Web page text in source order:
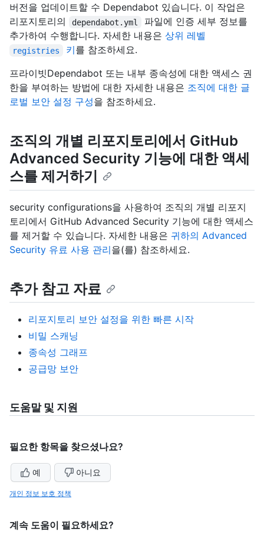
버전을 업데이트할 수 Dependabot 있습니다. 이 작업은
리포지토리의
dependabot.yml
파일에 인증 세부 정보를
추가하여 수행합니다. 자세한 내용은 상위 레벨
registries 키를 참조하세요.
프라이빗Dependabot 또는 내부 종속성에 대한 액세스 권
한을 부여하는 방법에 대한 자세한 내용은 조직에 대한 글
로벌 보안 설정 구성을 참조하세요.
조직의 개별 리포지토리에서 GitHub
Advanced Security 기능에 대한 액세
스를 제거하기
security configurations을 사용하여 조직의 개별 리포지
토리에서 GitHub Advanced Security 기능에 대한 액세스
를 제거할 수 있습니다. 자세한 내용은 귀하의 Advanced
Security 유료 사용 관리을(를) 참조하세요.
추가 참고 자료
리포지토리 보안 설정을 위한 빠른 시작
비밀 스캐닝
종속성 그래프
공급망 보안
도움말 및 지원
필요한 항목을 찾으셨나요?
예 아니요
개인 정보 보호 정책
계속 도움이 필요하세요?